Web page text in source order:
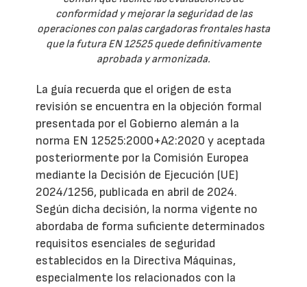
conformidad y mejorar la seguridad de las
operaciones con palas cargadoras frontales hasta
que la futura EN 12525 quede definitivamente
aprobada y armonizada.
La guía recuerda que el origen de esta
revisión se encuentra en la objeción formal
presentada por el Gobierno alemán a la
norma EN 12525:2000+A2:2020 y aceptada
posteriormente por la Comisión Europea
mediante la Decisión de Ejecución (UE)
2024/1256, publicada en abril de 2024.
Según dicha decisión, la norma vigente no
abordaba de forma suficiente determinados
requisitos esenciales de seguridad
establecidos en la Directiva Máquinas,
especialmente los relacionados con la